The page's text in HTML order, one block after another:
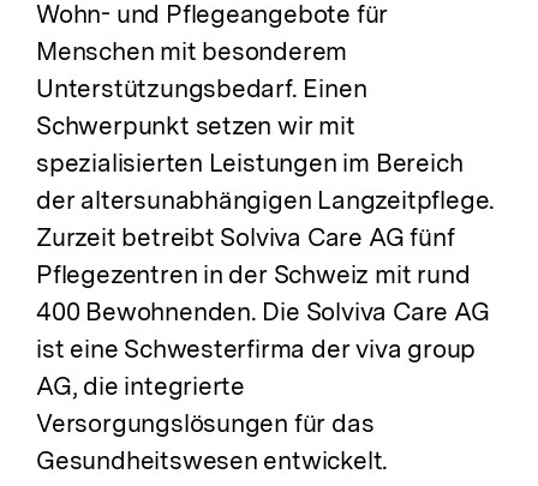
Wohn- und Pflegeangebote für
Menschen mit besonderem
Unterstützungsbedarf. Einen
Schwerpunkt setzen wir mit
spezialisierten Leistungen im Bereich
der altersunabhängigen Langzeitpflege.
Zurzeit betreibt Solviva Care AG fünf
Pflegezentren in der Schweiz mit rund
400 Bewohnenden. Die Solviva Care AG
ist eine Schwesterfirma der viva group
AG, die integrierte
Versorgungslösungen für das
Gesundheitswesen entwickelt.